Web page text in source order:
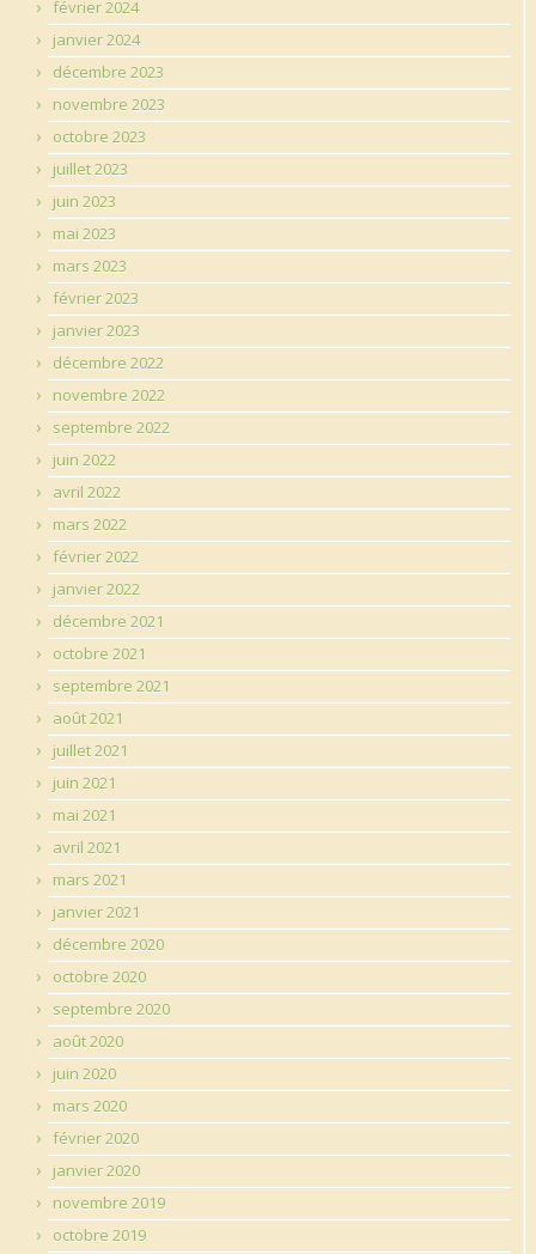
février 2024
janvier 2024
décembre 2023
novembre 2023
octobre 2023
juillet 2023
juin 2023
mai 2023
mars 2023
février 2023
janvier 2023
décembre 2022
novembre 2022
septembre 2022
juin 2022
avril 2022
mars 2022
février 2022
janvier 2022
décembre 2021
octobre 2021
septembre 2021
août 2021
juillet 2021
juin 2021
mai 2021
avril 2021
mars 2021
janvier 2021
décembre 2020
octobre 2020
septembre 2020
août 2020
juin 2020
mars 2020
février 2020
janvier 2020
novembre 2019
octobre 2019